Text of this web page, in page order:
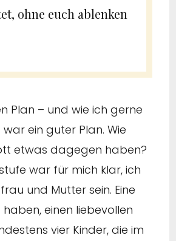
ohne euch ablenken
Plan – und wie ich gerne
war ein guter Plan. Wie
etwas dagegen haben?
war für mich klar, ich
und Mutter sein. Eine
einen liebevollen
vier Kinder, die im